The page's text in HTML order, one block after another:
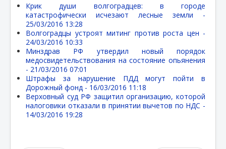
Крик души волгоградцев: в городе
катастрофически исчезают лесные земли -
25/03/2016 13:28
Волгоградцы устроят митинг против роста цен -
24/03/2016 10:33
Минздрав РФ утвердил новый порядок
медосвидетельствования на состояние опьянения
- 21/03/2016 07:01
Штрафы за нарушение ПДД могут пойти в
Дорожный фонд - 16/03/2016 11:18
Верховный суд РФ защитил организацию, которой
налоговики отказали в принятии вычетов по НДС -
14/03/2016 19:28